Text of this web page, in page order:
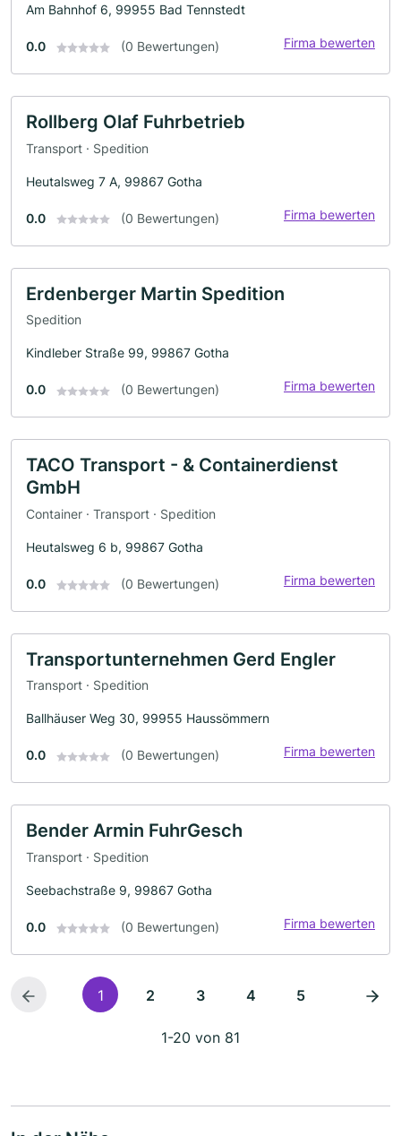
Am Bahnhof 6, 99955 Bad Tennstedt
0.0 (0 Bewertungen) Firma bewerten
Rollberg Olaf Fuhrbetrieb
Transport · Spedition
Heutalsweg 7 A, 99867 Gotha
0.0 (0 Bewertungen) Firma bewerten
Erdenberger Martin Spedition
Spedition
Kindleber Straße 99, 99867 Gotha
0.0 (0 Bewertungen) Firma bewerten
TACO Transport - & Containerdienst
GmbH
Container · Transport · Spedition
Heutalsweg 6 b, 99867 Gotha
0.0 (0 Bewertungen) Firma bewerten
Transportunternehmen Gerd Engler
Transport · Spedition
Ballhäuser Weg 30, 99955 Haussömmern
0.0 (0 Bewertungen) Firma bewerten
Bender Armin FuhrGesch
Transport · Spedition
Seebachstraße 9, 99867 Gotha
0.0 (0 Bewertungen) Firma bewerten
1 2 3 4 5
1-20 von 81